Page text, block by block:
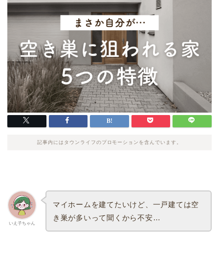
記事内にはタウンライフのプロモーションを含んでいます。
いえ子ちゃん
マイホームを建てたいけど、一戸建ては空
き巣が多いって聞くから不安…